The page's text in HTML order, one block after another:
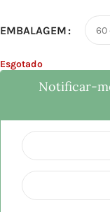
EMBALAGEM
Esgotado
Notificar-